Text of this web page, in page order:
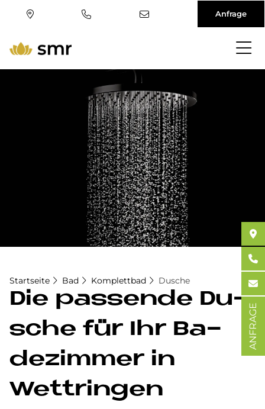
Anfrage
Startseite Bad Komplettbad Dusche
Die pas­sen­de Du­
sche für Ihr Ba­
de­zim­mer in
Wett­rin­gen
ANFRAGE